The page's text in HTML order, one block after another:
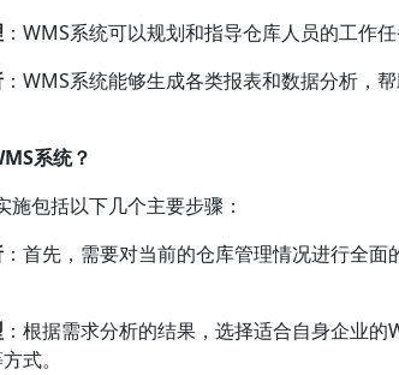
：WMS系统可以规划和指导仓库人员的工作
：WMS系统能够生成各类报表和数据分析，
系统？
施包括以下几个主要步骤：
：首先，需要对当前的仓库管理情况进行全
：根据需求分析的结果，选择适合自身企业
式。